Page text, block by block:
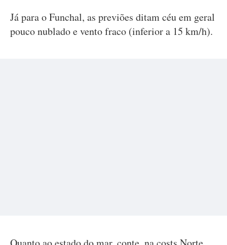
Já para o Funchal, as previões ditam céu em geral
pouco nublado e vento fraco (inferior a 15 km/h).